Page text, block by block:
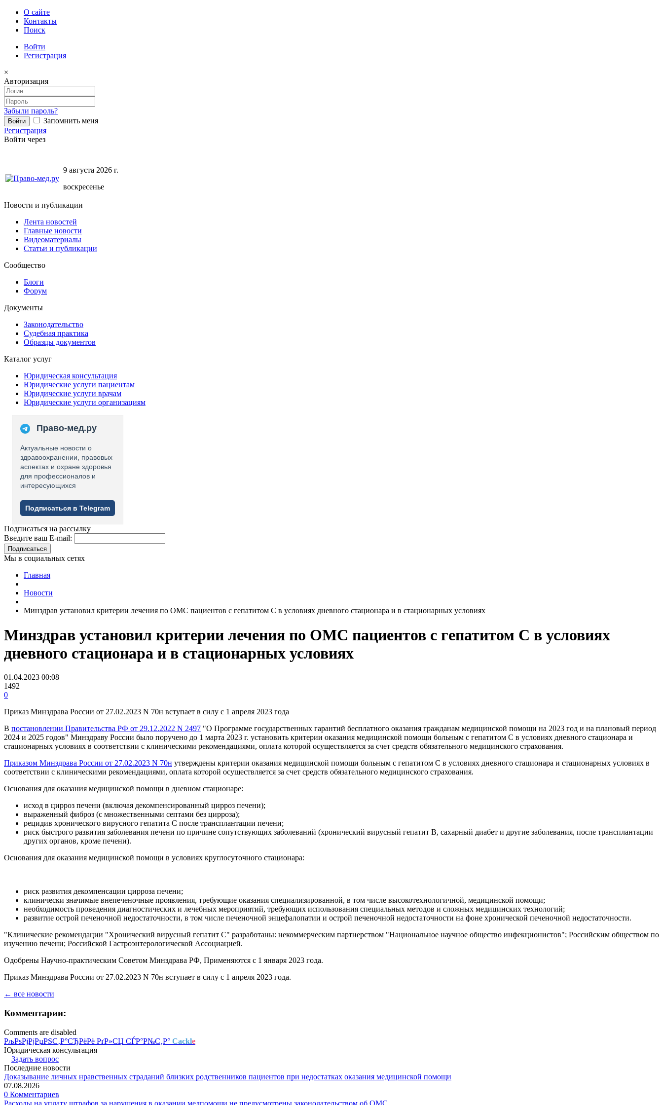
О сайте
Контакты
Поиск
Войти
Регистрация
×
Авторизация
Забыли пароль?
Запомнить меня
Регистрация
Войти через
9 августа 2026 г.
воскресенье
Новости и публикации
Лента новостей
Главные новости
Видеоматериалы
Статьи и публикации
Сообщество
Блоги
Форум
Документы
Законодательство
Судебная практика
Образцы документов
Каталог услуг
Юридическая консультация
Юридические услуги пациентам
Юридические услуги врачам
Юридические услуги организациям
Право-мед.ру
Актуальные новости о
здравоохранении, правовых
аспектах и охране здоровья
для профессионалов и
интересующихся
Подписаться в Telegram
Подписаться на рассылку
Введите ваш E-mail:
Подписаться
Мы в социальных сетях
Главная
Новости
Минздрав установил критерии лечения по ОМС пациентов с гепатитом C в условиях дневного стационара и в стационарных условиях
Минздрав установил критерии лечения по ОМС пациентов с гепатитом C в условиях
дневного стационара и в стационарных условиях
01.04.2023 00:08
1492
0
Приказ Минздрава России от 27.02.2023 N 70н вступает в силу с 1 апреля 2023 года
В постановлении Правительства РФ от 29.12.2022 N 2497 "О Программе государственных гарантий бесплатного оказания гражданам медицинской помощи на 2023 год и на плановый период
2024 и 2025 годов" Минздраву России было поручено до 1 марта 2023 г. установить критерии оказания медицинской помощи больным с гепатитом C в условиях дневного стационара и
стационарных условиях в соответствии с клиническими рекомендациями, оплата которой осуществляется за счет средств обязательного медицинского страхования.
Приказом Минздрава России от 27.02.2023 N 70н утверждены критерии оказания медицинской помощи больным с гепатитом С в условиях дневного стационара и стационарных условиях в
соответствии с клиническими рекомендациями, оплата которой осуществляется за счет средств обязательного медицинского страхования.
Основания для оказания медицинской помощи в дневном стационаре:
исход в цирроз печени (включая декомпенсированный цирроз печени);
выраженный фиброз (с множественными септами без цирроза);
рецидив хронического вирусного гепатита С после трансплантации печени;
риск быстрого развития заболевания печени по причине сопутствующих заболеваний (хронический вирусный гепатит В, сахарный диабет ‎и другие заболевания, после трансплантации
других органов, кроме печени).
Основания для оказания медицинской помощи в условиях круглосуточного стационара:
риск развития декомпенсации цирроза печени;
клинически значимые внепеченочные проявления, требующие оказания специализированной, в том числе высокотехнологичной, медицинской помощи;
необходимость проведения диагностических и лечебных мероприятий, требующих использования специальных методов и сложных медицинских технологий;
развитие острой печеночной недостаточности, в том числе печеночной энцефалопатии и острой печеночной недостаточности на фоне хронической печеночной недостаточности.
"Клинические рекомендации "Хронический вирусный гепатит C" разработаны: некоммерческим партнерством "Национальное научное общество инфекционистов"; Российским обществом по
изучению печени; Российской Гастроэнтерологической Ассоциацией.
Одобрены Научно-практическим Советом Минздрава РФ, Применяются с 1 января 2023 года.
Приказ Минздрава России от 27.02.2023 N 70н вступает в силу с 1 апреля 2023 года.
← все новости
Комментарии:
Comments are disabled
РљРѕРјРјРµРЅС‚Р°СЂРёРё РґР»СЏ СЃР°Р№С‚Р° Cackle
Юридическая консультация
Задать вопрос
Последние новости
Доказывание личных нравственных страданий близких родственников пациентов при недостатках оказания медицинской помощи
07.08.2026
0 Комментариев
Расходы на уплату штрафов за нарушения в оказании медпомощи не предусмотрены законодательством об ОМС